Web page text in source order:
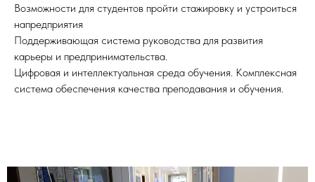
Возможности для студентов пройти стажировку и устроиться
напредприятия
Поддерживающая система руководства для развития
карьеры и предпринимательства.
Цифровая и интеллектуальная среда обучения. Комплексная
система обеспечения качества преподавания и обучения.